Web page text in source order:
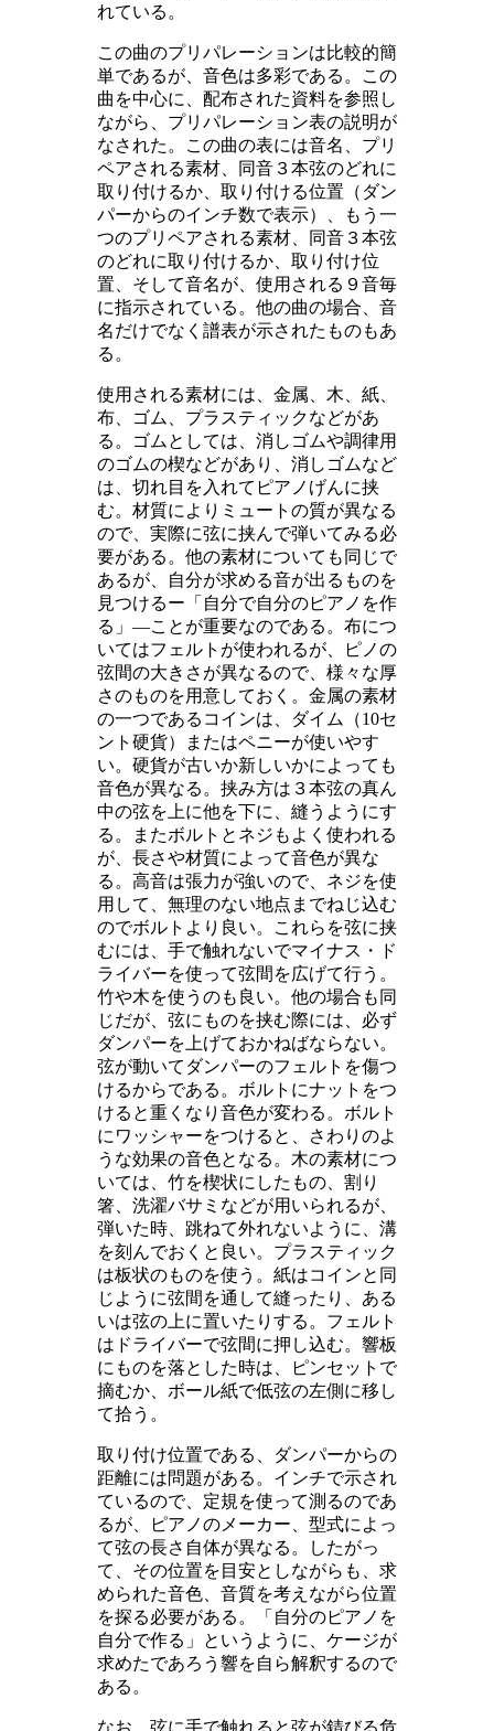
れている。
この曲のプリパレーションは比較的簡
単であるが、音色は多彩である。この
曲を中心に、配布された資料を参照し
ながら、プリパレーション表の説明が
なされた。この曲の表には音名、プリ
ペアされる素材、同音３本弦のどれに
取り付けるか、取り付ける位置（ダン
パーからのインチ数で表示）、もう一
つのプリペアされる素材、同音３本弦
のどれに取り付けるか、取り付け位
置、そして音名が、使用される９音毎
に指示されている。他の曲の場合、音
名だけでなく譜表が示されたものもあ
る。
使用される素材には、金属、木、紙、
布、ゴム、プラスティックなどがあ
る。ゴムとしては、消しゴムや調律用
のゴムの楔などがあり、消しゴムなど
は、切れ目を入れてピアノげんに挟
む。材質によりミュートの質が異なる
ので、実際に弦に挟んで弾いてみる必
要がある。他の素材についても同じで
あるが、自分が求める音が出るものを
見つけるー「自分で自分のピアノを作
る」―ことが重要なのである。布につ
いてはフェルトが使われるが、ピノの
弦間の大きさが異なるので、様々な厚
さのものを用意しておく。金属の素材
の一つであるコインは、ダイム（10セ
ント硬貨）またはペニーが使いやす
い。硬貨が古いか新しいかによっても
音色が異なる。挟み方は３本弦の真ん
中の弦を上に他を下に、縫うようにす
る。またボルトとネジもよく使われる
が、長さや材質によって音色が異な
る。高音は張力が強いので、ネジを使
用して、無理のない地点までねじ込む
のでボルトより良い。これらを弦に挟
むには、手で触れないでマイナス・ド
ライバーを使って弦間を広げて行う。
竹や木を使うのも良い。他の場合も同
じだが、弦にものを挟む際には、必ず
ダンパーを上げておかねばならない。
弦が動いてダンパーのフェルトを傷つ
けるからである。ボルトにナットをつ
けると重くなり音色が変わる。ボルト
にワッシャーをつけると、さわりのよ
うな効果の音色となる。木の素材につ
いては、竹を楔状にしたもの、割り
箸、洗濯バサミなどが用いられるが、
弾いた時、跳ねて外れないように、溝
を刻んでおくと良い。プラスティック
は板状のものを使う。紙はコインと同
じように弦間を通して縫ったり、ある
いは弦の上に置いたりする。フェルト
はドライバーで弦間に押し込む。響板
にものを落とした時は、ピンセットで
摘むか、ボール紙で低弦の左側に移し
て拾う。
取り付け位置である、ダンパーからの
距離には問題がある。インチで示され
ているので、定規を使って測るのであ
るが、ピアノのメーカー、型式によっ
て弦の長さ自体が異なる。したがっ
て、その位置を目安としながらも、求
められた音色、音質を考えながら位置
を探る必要がある。「自分のピアノを
自分で作る」というように、ケージが
求めたであろう響を自ら解釈するので
ある。